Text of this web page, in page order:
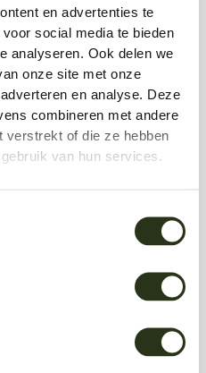
en advertenties te
social media te bieden
analyseren. Ook delen we
onze site met onze
en analyse. Deze
combineren met andere
verstrekt of die ze hebben
van hun services.
twee
te houden. Houd er in het
voor grotere en ruimere
van nature beter zal
tot de harde
een kleine kamer.
meer poreuze
hoe minder
te verhelpen zijn er
akoestische
verlichting. En als je
privacy zijn er